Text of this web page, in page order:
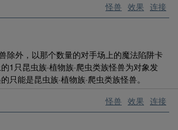
怪兽 效果 连接
外，以那个数量的对手场上的魔法陷阱卡
只昆虫族·植物族·爬虫类族怪兽为对象发
能是昆虫族·植物族·爬虫类族怪兽。
怪兽 效果 连接